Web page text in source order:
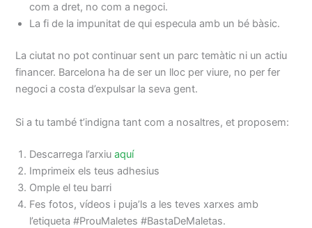
com a dret, no com a negoci.
La fi de la impunitat de qui especula amb un bé bàsic.
La ciutat no pot continuar sent un parc temàtic ni un actiu
financer. Barcelona ha de ser un lloc per viure, no per fer
negoci a costa d’expulsar la seva gent.
Si a tu també t’indigna tant com a nosaltres, et proposem:
Descarrega l’arxiuaquí
Imprimeix els teus adhesius
Omple el teu barri
Fes fotos, vídeos i puja’ls a les teves xarxes amb
l’etiqueta #ProuMaletes #BastaDeMaletas.